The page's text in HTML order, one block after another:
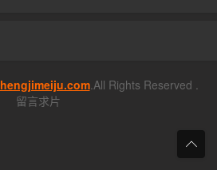
hengjimeiju.com.All Rights Reserved .
留言求片